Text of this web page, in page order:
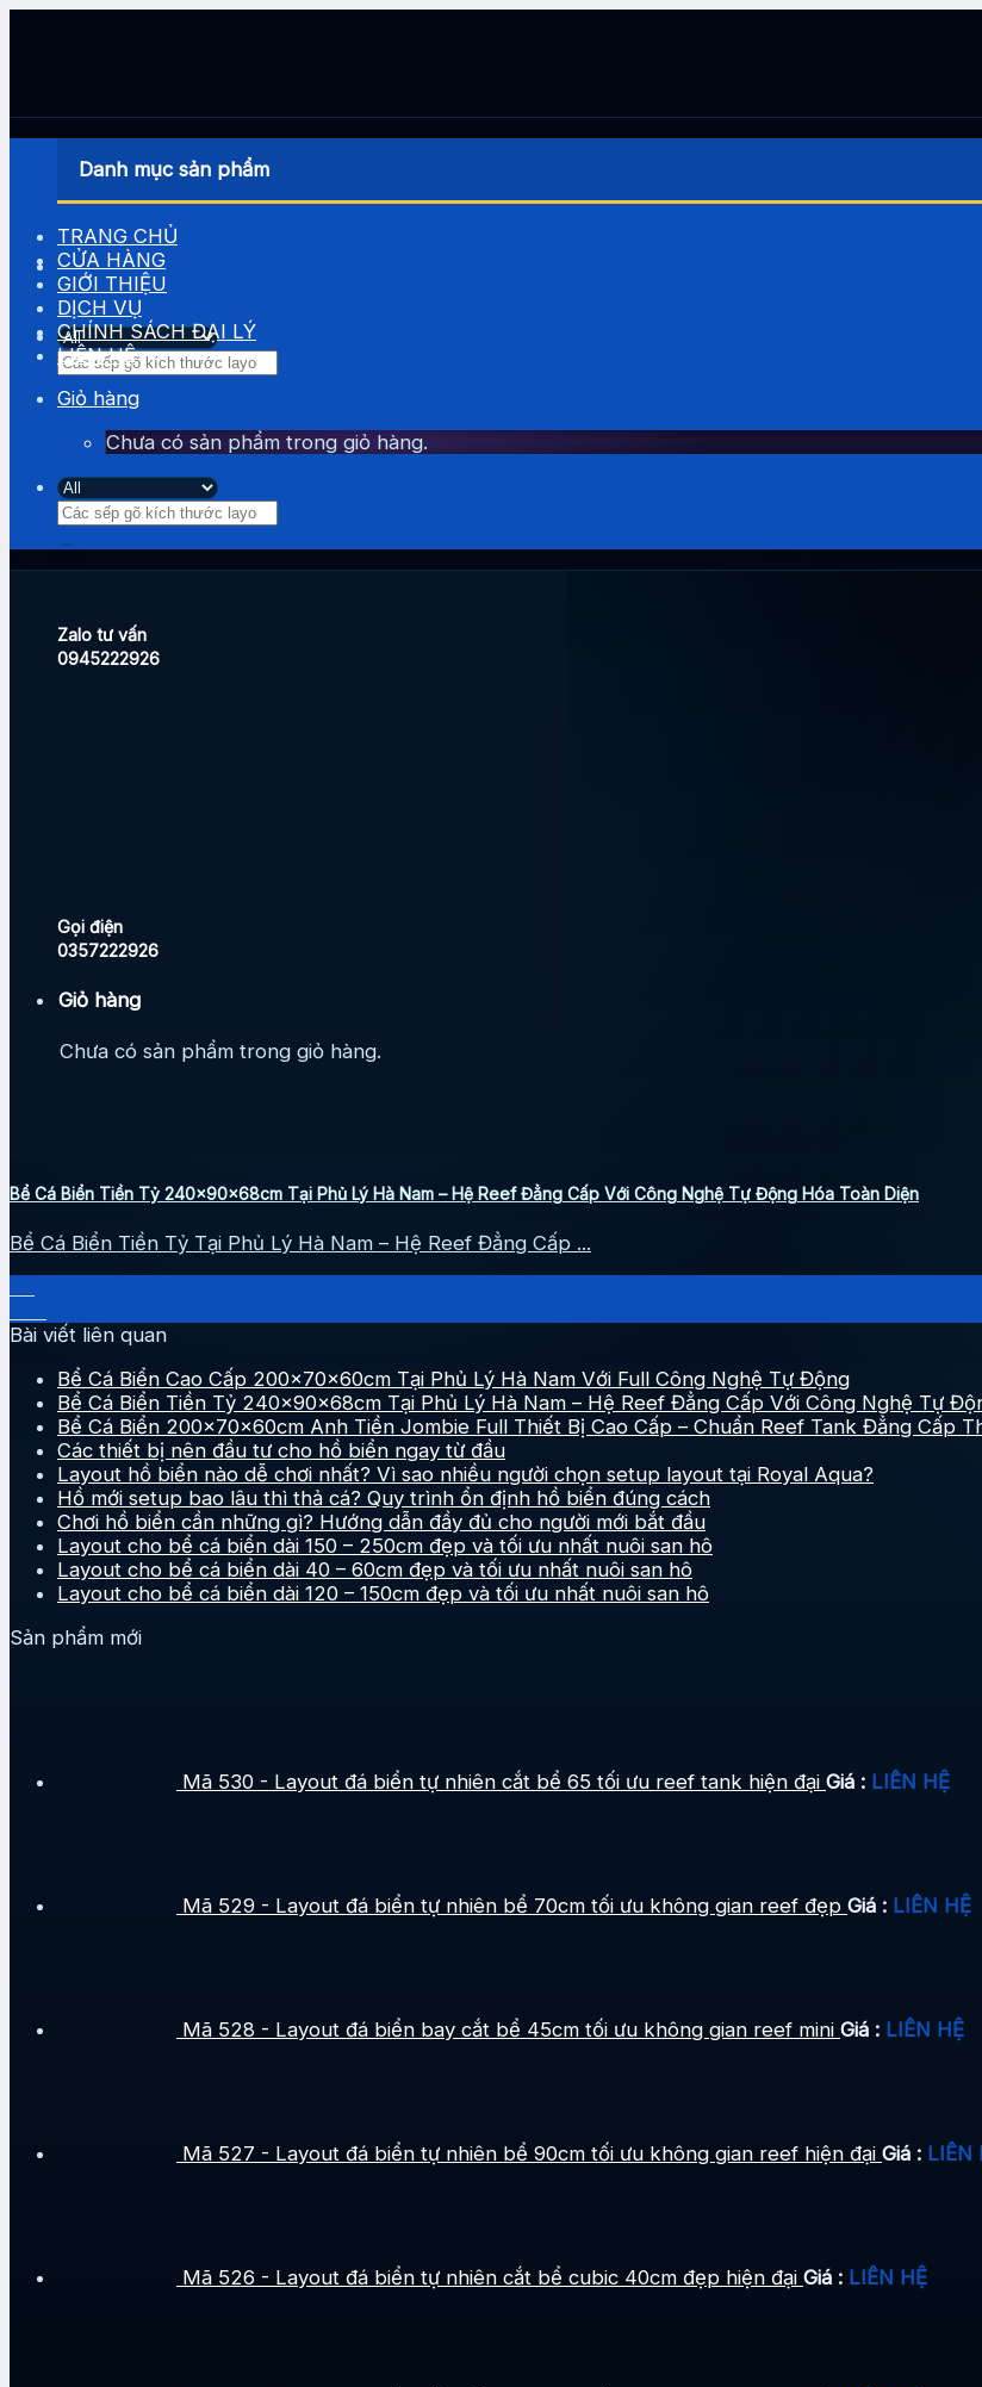
Tìm
kiếm:
Zalo tư vấn
0945222926
Gọi điện
0357222926
Giỏ hàng
Chưa có sản phẩm trong giỏ hàng.
Danh mục sản phẩm
TRANG CHỦ
CỬA HÀNG
GIỚI THIỆU
DỊCH VỤ
CHÍNH SÁCH ĐẠI LÝ
LIÊN HỆ
Giỏ hàng
Chưa có sản phẩm trong giỏ hàng.
Tìm
kiếm:
Bể Cá Biển Tiền Tỷ 240x90x68cm Tại Phủ Lý Hà Nam – Hệ Reef Đẳng Cấp Với Công Nghệ Tự Động Hóa Toàn Diện
Bể Cá Biển Tiền Tỷ Tại Phủ Lý Hà Nam – Hệ Reef Đẳng Cấp ...
Bài viết liên quan
Bể Cá Biển Cao Cấp 200x70x60cm Tại Phủ Lý Hà Nam Với Full Công Nghệ Tự Động
Bể Cá Biển Tiền Tỷ 240x90x68cm Tại Phủ Lý Hà Nam – Hệ Reef Đẳng Cấp Với Công Nghệ Tự
Bể Cá Biển 200x70x60cm Anh Tiền Jombie Full Thiết Bị Cao Cấp – Chuẩn Reef Tank Đẳng Cấp
Các thiết bị nên đầu tư cho hồ biển ngay từ đầu
Layout hồ biển nào dễ chơi nhất? Vì sao nhiều người chọn setup layout tại Royal Aqua?
Hồ mới setup bao lâu thì thả cá? Quy trình ổn định hồ biển đúng cách
Chơi hồ biển cần những gì? Hướng dẫn đầy đủ cho người mới bắt đầu
Layout cho bể cá biển dài 150 – 250cm đẹp và tối ưu nhất nuôi san hô
Layout cho bể cá biển dài 40 – 60cm đẹp và tối ưu nhất nuôi san hô
Layout cho bể cá biển dài 120 – 150cm đẹp và tối ưu nhất nuôi san hô
Sản phẩm mới
Mã 530 - Layout đá biển tự nhiên cắt bể 65 tối ưu reef tank hiện đại Giá : LIÊN HỆ
Mã 529 - Layout đá biển tự nhiên bể 70cm tối ưu không gian reef đẹp Giá : LIÊN HỆ
Mã 528 - Layout đá biển bay cắt bể 45cm tối ưu không gian reef mini Giá : LIÊN HỆ
Mã 527 - Layout đá biển tự nhiên bể 90cm tối ưu không gian reef hiện đại Giá : LIÊN
Mã 526 - Layout đá biển tự nhiên cắt bể cubic 40cm đẹp hiện đại Giá : LIÊN HỆ